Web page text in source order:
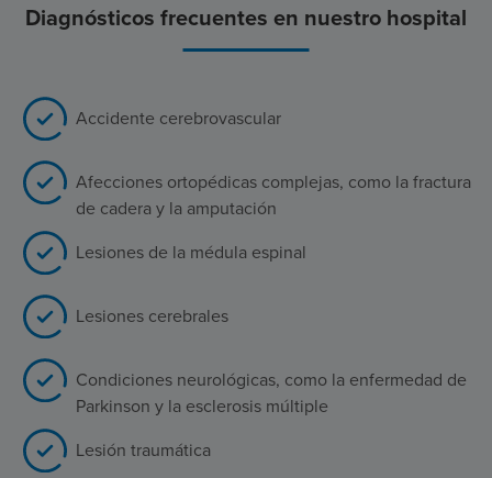
Diagnósticos frecuentes en nuestro hospital
Accidente cerebrovascular
Afecciones ortopédicas complejas, como la fractura
de cadera y la amputación
Lesiones de la médula espinal
Lesiones cerebrales
Condiciones neurológicas, como la enfermedad de
Parkinson y la esclerosis múltiple
Lesión traumática